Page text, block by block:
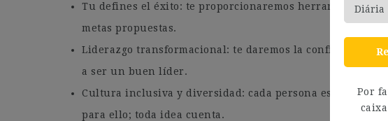
Tu defines el éxito: te proporcionaremos herramientas y
metas propuestas.
Liderazgo transformacional: te daremos la confianza y
a ser un buen líder.
Cultura inclusiva y diversidad: cada persona es única y
para ello; toda idea cuenta.
Por